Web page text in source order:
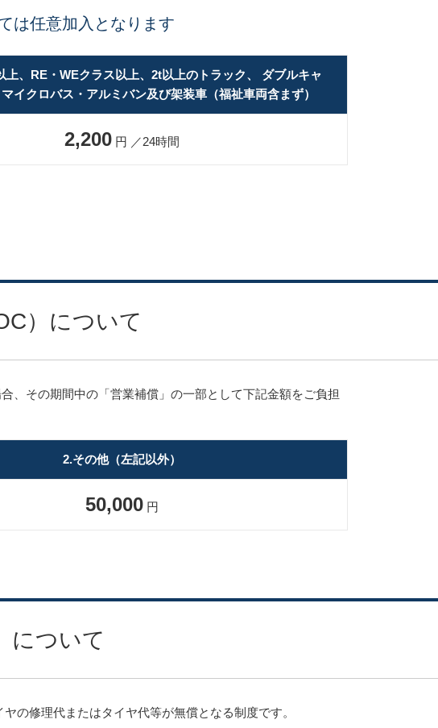
は任意加入となります
上、RE・WEクラス以上、2t以上のトラック、 ダブルキャ
イクロバス・アルミバン及び架装車（福祉車両含まず）
2,200 円 ／24時間
）について
、その期間中の「営業補償」の一部として下記金額をご負担
2.その他（左記以外）
50,000 円
について
の修理代またはタイヤ代等が無償となる制度です。